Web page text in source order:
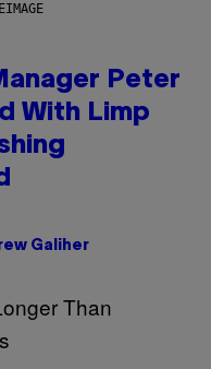
Peter
With Limp
Galiher